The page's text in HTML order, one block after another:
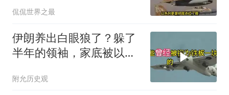
侃侃世界之最
伊朗养出白眼狼了？躲了
半年的领袖，家底被以色
附允历史观